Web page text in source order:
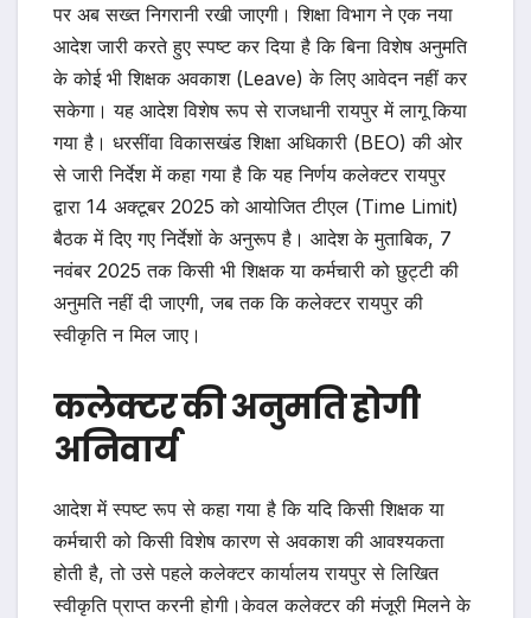
पर अब सख्त निगरानी रखी जाएगी। शिक्षा विभाग ने एक नया
आदेश जारी करते हुए स्पष्ट कर दिया है कि बिना विशेष अनुमति
के कोई भी शिक्षक अवकाश (Leave) के लिए आवेदन नहीं कर
सकेगा। यह आदेश विशेष रूप से राजधानी रायपुर में लागू किया
गया है। धरसींवा विकासखंड शिक्षा अधिकारी (BEO) की ओर
से जारी निर्देश में कहा गया है कि यह निर्णय कलेक्टर रायपुर
द्वारा 14 अक्टूबर 2025 को आयोजित टीएल (Time Limit)
बैठक में दिए गए निर्देशों के अनुरूप है। आदेश के मुताबिक, 7
नवंबर 2025 तक किसी भी शिक्षक या कर्मचारी को छुट्टी की
अनुमति नहीं दी जाएगी, जब तक कि कलेक्टर रायपुर की
स्वीकृति न मिल जाए।
कलेक्टर की अनुमति होगी
अनिवार्य
आदेश में स्पष्ट रूप से कहा गया है कि यदि किसी शिक्षक या
कर्मचारी को किसी विशेष कारण से अवकाश की आवश्यकता
होती है, तो उसे पहले कलेक्टर कार्यालय रायपुर से लिखित
स्वीकृति प्राप्त करनी होगी।केवल कलेक्टर की मंजूरी मिलने के